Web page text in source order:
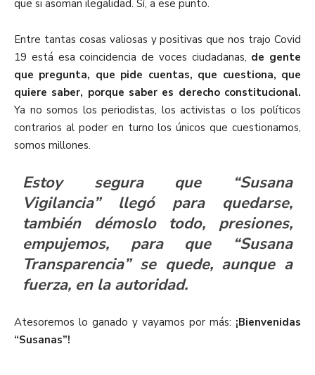
que si asoman ilegalidad. Sí, a ese punto.
Entre tantas cosas valiosas y positivas que nos trajo Covid
19 está esa coincidencia de voces ciudadanas, de gente
que pregunta, que pide cuentas, que cuestiona, que
quiere saber, porque saber es derecho constitucional.
Ya no somos los periodistas, los activistas o los políticos
contrarios al poder en turno los únicos que cuestionamos,
somos millones.
Estoy segura que “Susana
Vigilancia” llegó para quedarse,
también démoslo todo, presiones,
empujemos, para que “Susana
Transparencia” se quede, aunque a
fuerza, en la autoridad.
Atesoremos lo ganado y vayamos por más: ¡Bienvenidas
“Susanas”!